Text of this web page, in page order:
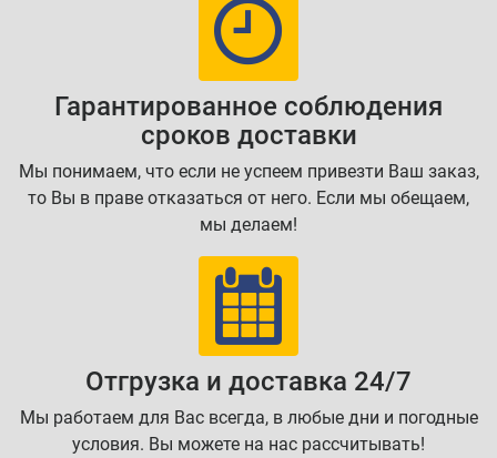
Гарантированное соблюдения
сроков доставки
Мы понимаем, что если не успеем привезти Ваш заказ,
то Вы в праве отказаться от него. Если мы обещаем,
мы делаем!
Отгрузка и доставка 24/7
Мы работаем для Вас всегда, в любые дни и погодные
условия. Вы можете на нас рассчитывать!